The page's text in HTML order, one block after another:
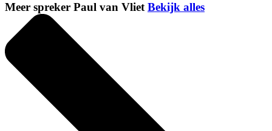
Meer spreker Paul van Vliet Bekijk alles